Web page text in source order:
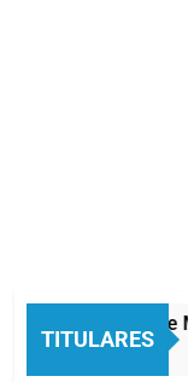
TITULARES
Murió Jorge
2 Horas Atrás